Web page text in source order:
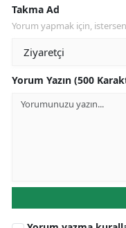
Takma Ad
Yorum yapmak için,
Yorum Yazın (500